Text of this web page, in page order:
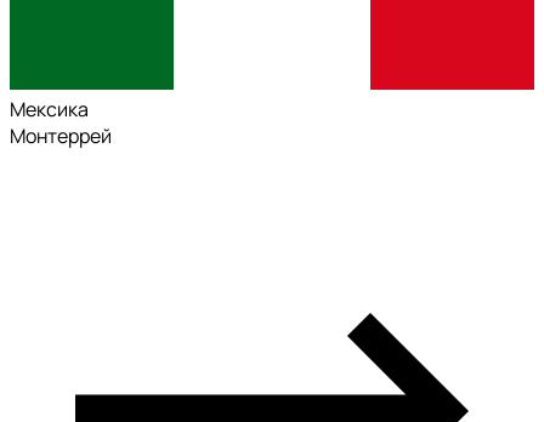
Мексика
Монтеррей